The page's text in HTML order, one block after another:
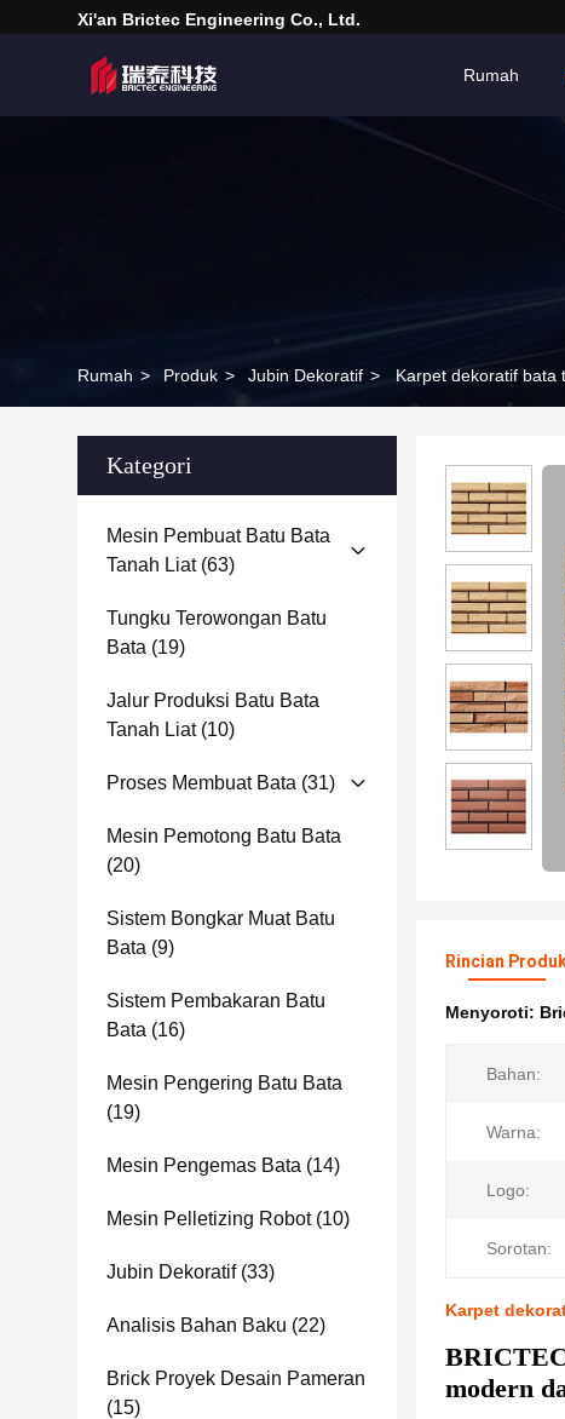
Xi'an Brictec Engineering Co., Ltd.
Rumah
Rumah > Produk > Jubin Dekoratif > Karpet dekoratif bata
Kategori
Mesin Pembuat Batu Bata
Tanah Liat(63)
Tungku Terowongan Batu
Bata (19)
Jalur Produksi Batu Bata
Tanah Liat(10)
Proses Membuat Bata (31)
Mesin Pemotong Batu Bata
(20)
Sistem Bongkar Muat Batu
Bata (9)
Sistem Pembakaran Batu
Bata (16)
Mesin Pengering Batu Bata
(19)
Mesin Pengemas Bata (14)
Mesin Pelletizing Robot(10)
Jubin Dekoratif(33)
Analisis Bahan Baku (22)
Brick Proyek Desain Pameran
(15)
Rincian
Menyoroti:
Bahan:
Warna:
Logo:
Sorotan:
Karpet
modern